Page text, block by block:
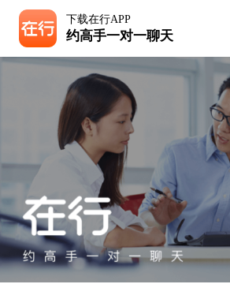
下载在行APP
约高手一对一聊天